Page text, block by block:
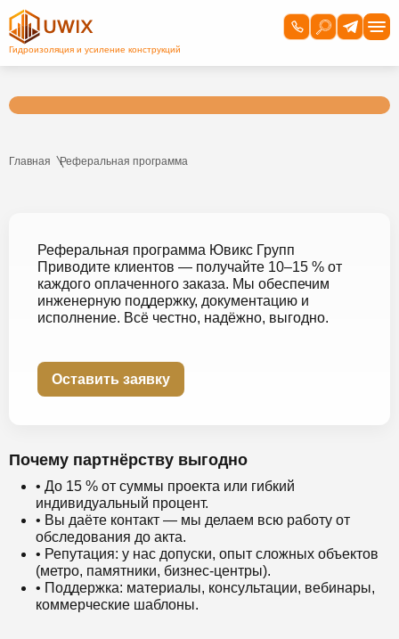
Главная Реферальная программа
Реферальная программа Ювикс Групп
Приводите клиентов — получайте 10–15 % от
каждого оплаченного заказа. Мы обеспечим
инженерную поддержку, документацию и
исполнение. Всё честно, надёжно, выгодно.
Оставить заявку
Почему партнёрству выгодно
• До 15 % от суммы проекта или гибкий
индивидуальный процент.
• Вы даёте контакт — мы делаем всю работу от
обследования до акта.
• Репутация: у нас допуски, опыт сложных объектов
(метро, памятники, бизнес-центры).
• Поддержка: материалы, консультации, вебинары,
коммерческие шаблоны.